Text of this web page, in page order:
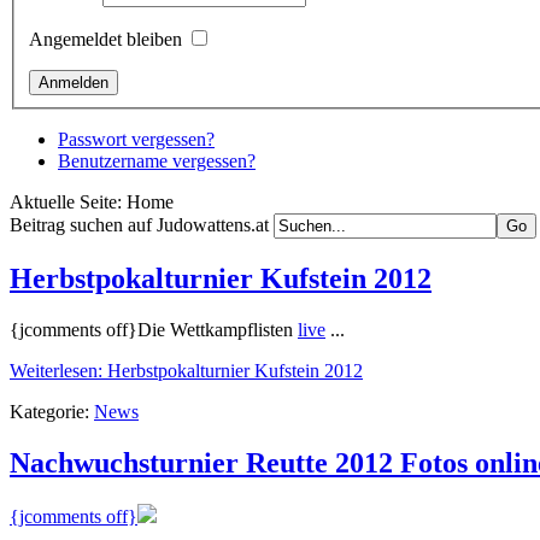
Angemeldet bleiben
Passwort vergessen?
Benutzername vergessen?
Aktuelle Seite: Home
Beitrag suchen auf Judowattens.at
Herbstpokalturnier Kufstein 2012
{jcomments off}Die Wettkampflisten live ...
Weiterlesen: Herbstpokalturnier Kufstein 2012
Kategorie: News
Nachwuchsturnier Reutte 2012 Fotos
{jcomments off}